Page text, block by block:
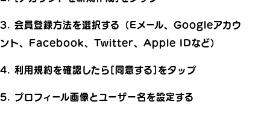
3. 会員登録方法を選択する（Eメール、Googleアカウ
ント、Facebook、Twitter、Apple IDなど）
4. 利用規約を確認したら[同意する]をタップ
5. プロフィール画像とユーザー名を設定する